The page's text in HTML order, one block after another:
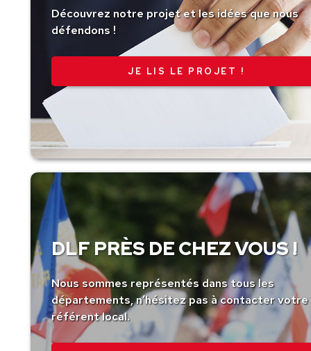
Découvrez notre projet et les idées que nous
défendons !
JE LIS LE PROJET !
DLF PRÈS DE CHEZ VOUS !
Nous sommes représentés dans tous les
départements, n’hésitez pas à contacter votre
référent local.